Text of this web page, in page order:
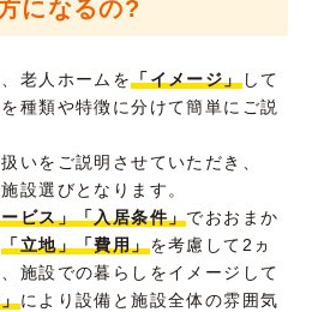
になるの?
老人ホームを「イメージ」して
種類や特徴に分けて簡単にご説
いをご説明させていただき、
設選びとなります。
ビス」「入居条件」でおおまか
「立地」「費用」を考慮して2ヵ
施設での暮らしをイメージして
により設備と施設全体の雰囲気